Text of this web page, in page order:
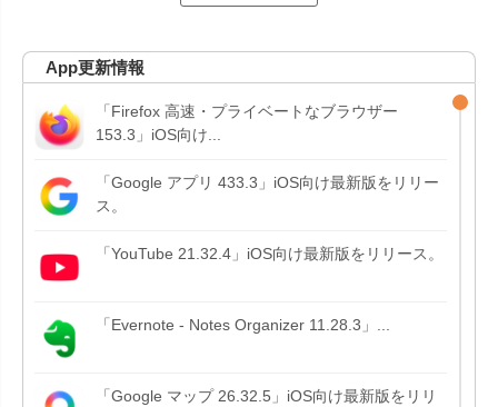
App更新情報
「Firefox 高速・プライベートなブラウザー
153.3」iOS向け...
「Google アプリ 433.3」iOS向け最新版をリリー
ス。
「YouTube 21.32.4」iOS向け最新版をリリース。
「Evernote - Notes Organizer 11.28.3」...
「Google マップ 26.32.5」iOS向け最新版をリリ